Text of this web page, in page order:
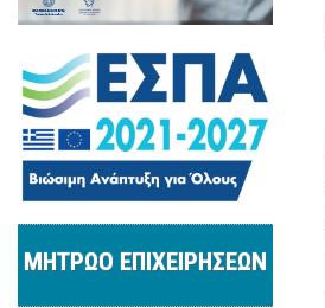
ΜΗΤΡΩΟ ΕΠΙΧΕΙΡΗΣΕΩΝ